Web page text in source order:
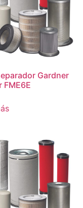
Gardner
FME6E